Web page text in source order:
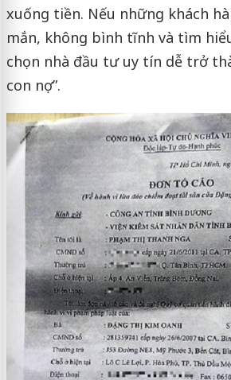
xuống tiền. Nếu những khách
mắn, không bình tĩnh và tìm
chọn nhà đầu tư uy tín dễ trở
con nợ”.